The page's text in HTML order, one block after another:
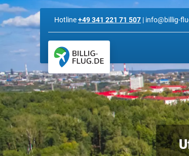
Hotline+49 341 221 71 507 | info@billig-